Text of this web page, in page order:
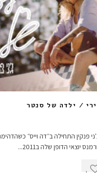
/ ילדה של סנטר
פנקין התחילה ב״דה וייס״
יוצאי הדופן שלה ב2011
...
1